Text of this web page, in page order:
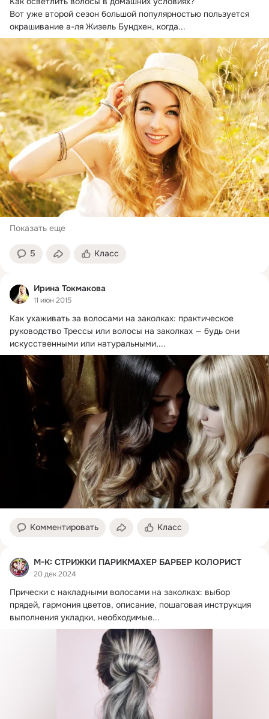
Вот уже второй сезон большой популярностью пользуется
окрашивание а-ля Жизель Бундхен, когда...
Показать еще
5 Класс
Ирина Токмакова
11 июн 2015
Как ухаживать за волосами на заколках: практическое
руководство Трессы или волосы на заколках — будь они
искусственными или натуральными,...
Комментировать Класс
М-К: СТРИЖКИ ПАРИКМАХЕР БАРБЕР КОЛОРИСТ
20 дек 2024
Прически с накладными волосами на заколках: выбор
прядей, гармония цветов, описание, пошаговая инструкция
выполнения укладки, необходимые...